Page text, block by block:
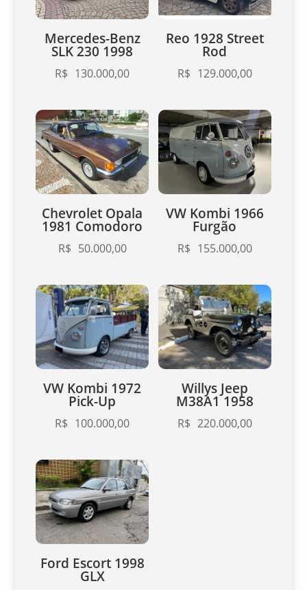
Mercedes-Benz
SLK 230 1998
R$ 130.000,00
Reo 1928 Street
Rod
R$ 129.000,00
Chevrolet Opala
1981 Comodoro
R$ 50.000,00
VW Kombi 1966
Furgão
R$ 155.000,00
VW Kombi 1972
Pick-Up
R$ 100.000,00
Willys Jeep
M38A1 1958
R$ 220.000,00
Ford Escort 1998
GLX